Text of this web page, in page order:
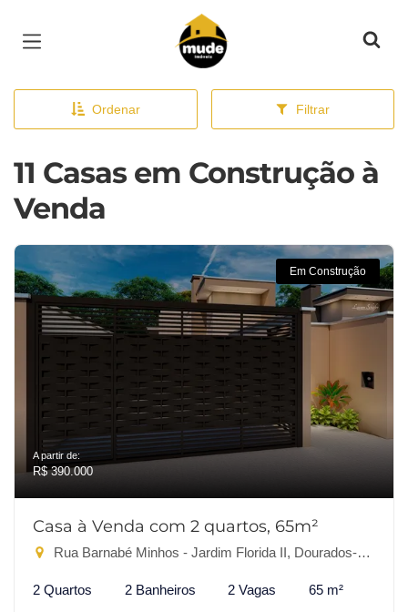
Página inicial
Ordenar Filtrar
11 Casas em Construção à
Venda
Em Construção
A partir de:
R$ 390.000
Casa à Venda com 2 quartos, 65m²
Rua Barnabé Minhos - Jardim Florida II, Dourados-MS
2 Quartos 2 Banheiros 2 Vagas 65 m²